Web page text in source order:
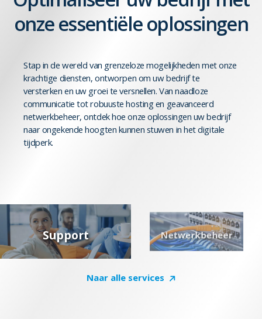
onze essentiële oplossingen
Stap in de wereld van grenzeloze mogelijkheden met onze
krachtige diensten, ontworpen om uw bedrijf te
versterken en uw groei te versnellen. Van naadloze
communicatie tot robuuste hosting en geavanceerd
netwerkbeheer, ontdek hoe onze oplossingen uw bedrijf
naar ongekende hoogten kunnen stuwen in het digitale
tijdperk.
Support Netwerkbeheer
Naar alle services